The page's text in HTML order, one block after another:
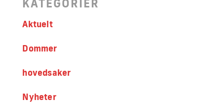
KATEGORIER
Aktuelt
Dommer
hovedsaker
Nyheter